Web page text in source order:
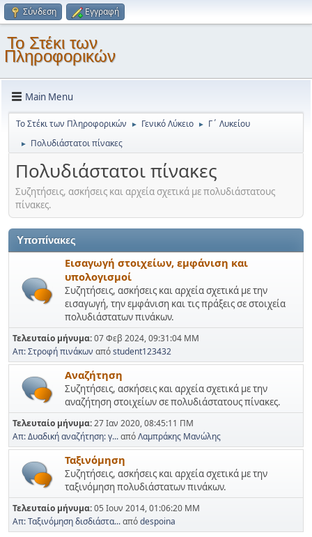
Σύνδεση Εγγραφή
Το Στέκι των
Πληροφορικών
Main Menu
Το Στέκι των Πληροφορικών ► Γενικό Λύκειο ► Γ΄ Λυκείου
► Πολυδιάστατοι πίνακες
Πολυδιάστατοι πίνακες
Συζητήσεις, ασκήσεις και αρχεία σχετικά με πολυδιάστατους
πίνακες.
Υποπίνακες
Εισαγωγή στοιχείων, εμφάνιση και
υπολογισμοί
Συζητήσεις, ασκήσεις και αρχεία σχετικά με την
εισαγωγή, την εμφάνιση και τις πράξεις σε στοιχεία
πολυδιάστατων πινάκων.
Τελευταίο μήνυμα:07 Φεβ 2024, 09:31:04 ΜΜ
Απ: Στροφή πινάκων απόstudent123432
Αναζήτηση
Συζητήσεις, ασκήσεις και αρχεία σχετικά με την
αναζήτηση στοιχείων σε πολυδιάστατους πίνακες.
Τελευταίο μήνυμα:27 Ιαν 2020, 08:45:11 ΠΜ
Απ: Δυαδική αναζήτηση: γ...απόΛαμπράκης Μανώλης
Ταξινόμηση
Συζητήσεις, ασκήσεις και αρχεία σχετικά με την
ταξινόμηση πολυδιάστατων πινάκων.
Τελευταίο μήνυμα:05 Ιουν 2014, 01:06:20 ΜΜ
Απ: Ταξινόμηση δισδιάστα...απόdespoina